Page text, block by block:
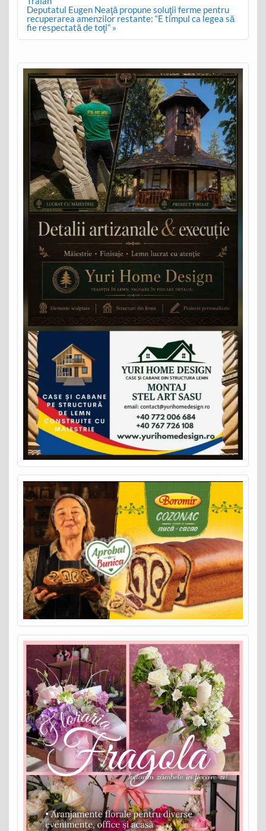
Deputatul Eugen Neaţă propune soluţii ferme pentru
recuperarea amenzilor restante: “E timpul ca legea să
fie respectată de toţi” »